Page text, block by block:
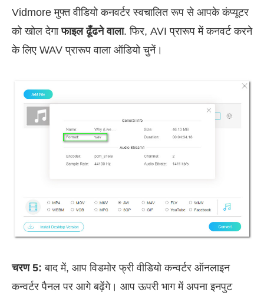
Vidmore मुफ्त वीडियो कनवर्टर स्वचालित रूप से आपके कंप्यूटर
को खोल देगाफाइल ढूँढने वाला. फिर, AVI प्रारूप में कनवर्ट करने
के लिए WAV प्रारूप वाला ऑडियो चुनें।
चरण 5: बाद में, आप विडमोर फ्री वीडियो कन्वर्टर ऑनलाइन
कन्वर्टर पैनल पर आगे बढ़ेंगे। आप ऊपरी भाग में अपना इनपुट